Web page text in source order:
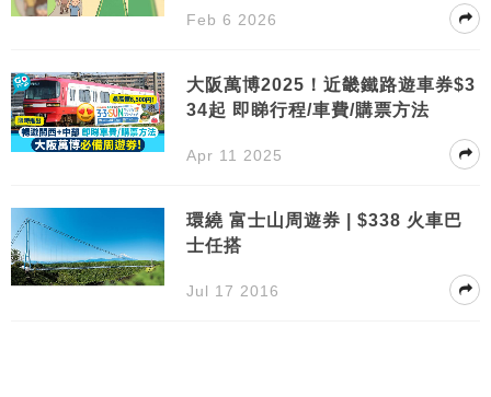
Feb 6 2026
大阪萬博2025！近畿鐵路遊車券$3
34起 即睇行程/車費/購票方法
Apr 11 2025
環繞 富士山周遊券 | $338 火車巴
士任搭
Jul 17 2016